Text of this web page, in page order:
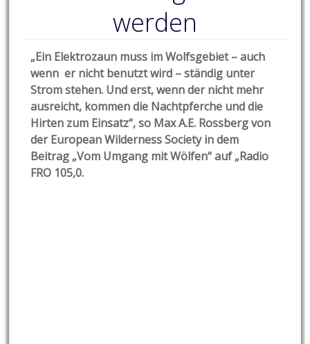
werden
„Ein Elektrozaun muss im Wolfsgebiet – auch
wenn er nicht benutzt wird – ständig unter
Strom stehen. Und erst, wenn der nicht mehr
ausreicht, kommen die Nachtpferche und die
Hirten zum Einsatz“, so Max A.E. Rossberg von
der European Wilderness Society in dem
Beitrag „Vom Umgang mit Wölfen“ auf „Radio
FRO 105,0.